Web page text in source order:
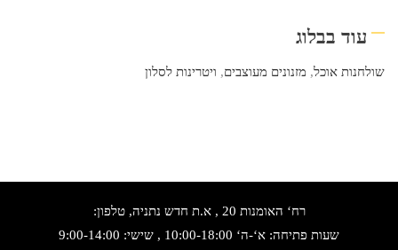
עוד בבלוג
שולחנות אוכל, מזנונים מעוצבים, ויטרינות לסלון
רח‘ האומנות 20 , א.ת חדש נתניה, טלפון:
שעות פתיחה: א‘-ה‘ 10:00-18:00 , שישי: 9:00-14:00